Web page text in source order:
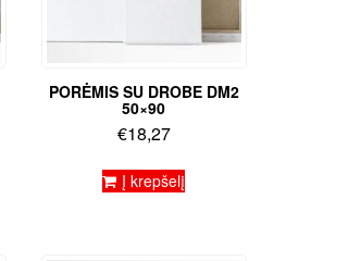
PORĖMIS SU DROBE DM2
50×90
€18,27
Į krepšelį